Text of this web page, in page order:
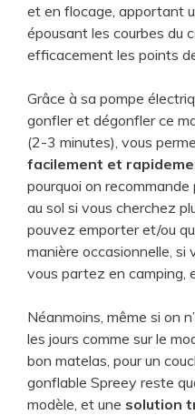
et en flocage, apportant
épousant les courbes du
efficacement les points
Grâce à sa pompe
gonfler et dégonfler ce
(2-3 minutes), vous
facilement et
pourquoi on
au sol si vous cherchez
pouvez emporter et/ou
manière occasionnelle, si
vous partez en camping,
Néanmoins, même si on
les jours comme sur le
bon matelas, pour un
gonflable Spreey reste
modèle, et une solution